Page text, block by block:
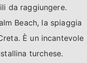
da raggiungere.
Beach, la spiaggia
È un incantevole
turchese.